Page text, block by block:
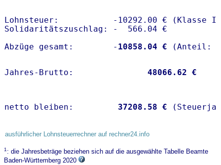
Lohnsteuer:           -10292.00 € (Klasse I)
Solidaritätszuschlag: -  566.04 €
Abzüge gesamt:        - 10858.04 €
Jahres-Brutto: 48066.62 €
netto bleiben: 37208.58 €
ausführlicher Lohnsteuerrechner auf rechner24.info
1: die Jahresbeträge beziehen sich auf die ausgewählte Tabelle Beamte
Baden-Württemberg 2020